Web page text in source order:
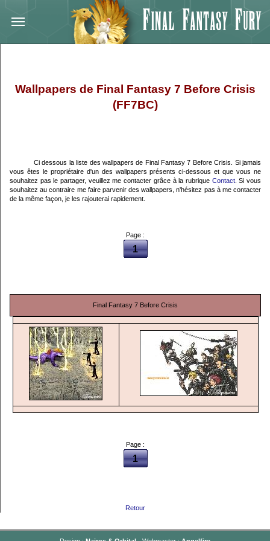
Wallpapers de Final Fantasy 7 Before Crisis
(FF7BC)
Ci dessous la liste des wallpapers de Final Fantasy 7 Before Crisis. Si jamais
vous êtes le propriétaire d'un des wallpapers présents ci-dessous et que vous ne
souhaitez pas le partager, veuillez me contacter grâce à la rubrique Contact. Si vous
souhaitez au contraire me faire parvenir des wallpapers, n'hésitez pas à me contacter
de la même façon, je les rajouterai rapidement.
Page :
1
Final Fantasy 7 Before Crisis
Page :
1
Retour